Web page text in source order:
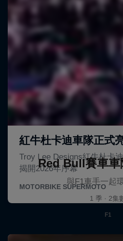
Red Bull賽車車
與F1車手一起
1 季 · 2集
F1